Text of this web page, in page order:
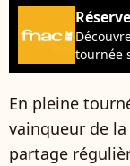
tournée
En pleine
vainqueur de la
partage